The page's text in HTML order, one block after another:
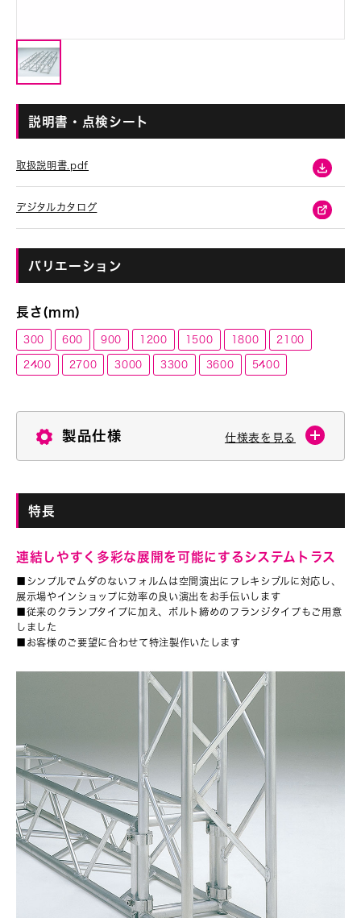
説明書・点検シート
取扱説明書.pdf
デジタルカタログ
バリエーション
長さ(ｍｍ)
300 600 900 1200 1500 1800 2100
2400 2700 3000 3300 3600 5400
製品仕様 仕様表を見る
特長
連結しやすく多彩な展開を可能にするシステムトラス
■シンプルでムダのないフォルムは空間演出にフレキシブルに対応し、
展示場やインショップに効率の良い演出をお手伝いします
■従来のクランプタイプに加え、ボルト締めのフランジタイプもご用意
しました
■お客様のご要望に合わせて特注製作いたします